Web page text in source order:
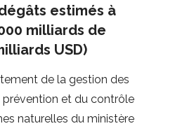
estimés à
milliards de
USD)
de la gestion des
prévention et du contrôle
naturelles du ministère